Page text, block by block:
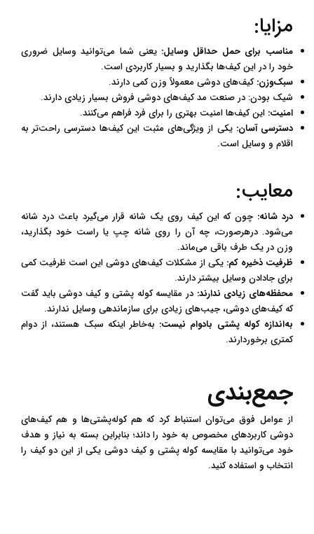
مزایا:
مناسب برای حمل حداقل وسایل: یعنی شما می‌توانید وسایل ضروری
خود را در این کیف‌ها بگذارید و بسیار کاربردی است.
سبک‌وزن:کیف‌های دوشی معمولاً وزن کمی دارند.
شیک بودن: در صنعت مد کیف‌های دوشی فروش بسیار زیادی دارند.
امنیت: این کیف‌ها امنیت بهتری را برای فرد فراهم می‌کنند.
دسترسی آسان: یکی از ویژگی‌های مثبت این کیف‌ها دسترسی راحت‌تر به
اقلام و وسایل است.
معایب:
درد شانه: چون که این کیف روی یک شانه قرار می‌گیرد باعث درد شانه
می‌شود. درهرصورت، چه آن را روی شانه چپ یا راست خود بگذارید،
وزن در یک طرف باقی می‌ماند.
ظرفیت ذخیره کم: یکی از مشکلات کیف‌های دوشی این است ظرفیت کمی
برای جادادن وسایل بیشتر دارند.
محفظه‌های زیادی ندارند: در مقایسه کوله پشتی و کیف دوشی باید گفت
که کیف‌های دوشی، جیب‌های زیادی برای سازماندهی وسایل ندارند.
به‌اندازه کوله پشتی بادوام نیست: به‌خاطر اینکه سبک هستند، از دوام
کمتری برخوردارند.
جمع‌بندی
از عوامل فوق می‌توان استنباط کرد که هم کوله‌پشتی‌ها و هم کیف‌های
دوشی کاربردهای مخصوص به خود را داند؛ بنابراین بسته به نیاز و هدف
خود می‌توانید با مقایسه کوله پشتی و کیف دوشی یکی از این دو کیف را
انتخاب و استفاده کنید.